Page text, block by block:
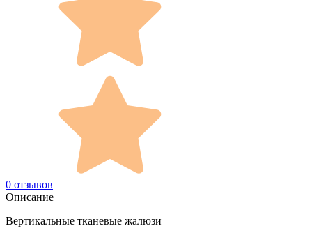
0 отзывов
Описание
Вертикальные тканевые жалюзи